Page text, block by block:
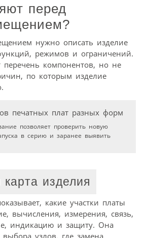
перед
нужно описать изделие
режимов и ограничений.
перечень компонентов, но не
по которым изделие
позволяет проверить новую
в серию и заранее выявить
изделия
какие участки платы
вычисления, измерения, связь,
индикацию и защиту. Она
узлов, где замена